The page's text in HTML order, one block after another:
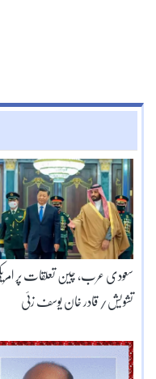
سعودی عرب، چین تعلقات پر
تشویش/ قادر خان یوسف زئی